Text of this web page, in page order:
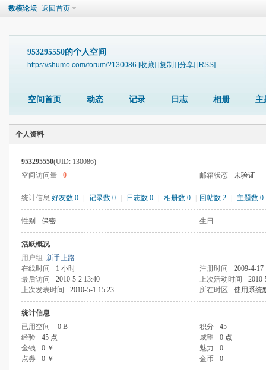
数模论坛 返回首页
953295550的个人空间
https://shumo.com/forum/?130086 [收藏] [复制] [分享] [RSS]
空间首页 动态 记录 日志 相册 主
个人资料
953295550(UID: 130086)
空间访问量
0 邮箱状态 未验证
统计信息 好友数 0 记录数 0 日志数 0 相册数 0 回帖数 2 主题数 0
性别 保密 生日 -
活跃概况
用户组 新手上路
在线时间
1 小时 注册时间
2009-4-17
最后访问
2010-5-2 13:40 上次活动时间
上次发表时间
2010-5-1 15:23 所在时区 使用系统
统计信息
已用空间
0 B 积分
45
经验
45 点 威望
0 点
金钱
0 ￥ 魅力
0
点券
0 ￥ 金币 0